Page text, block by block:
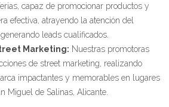
capaz de promocionar productos y
efectiva, atrayendo la atención del
leads cualificados.
Marketing: Nuestras promotoras
de street marketing, realizando
impactantes y memorables en lugares
Miguel de Salinas, Alicante.